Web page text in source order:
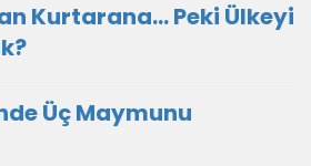
Kurtarana… Peki Ülkeyi
Üç Maymunu